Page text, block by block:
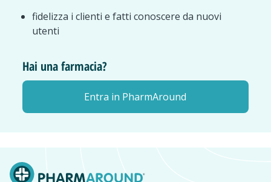
fidelizza i clienti e fatti conoscere da nuovi
utenti
Hai una farmacia?
Entra in PharmAround